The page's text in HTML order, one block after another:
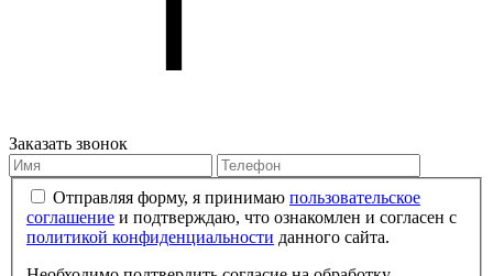
Заказать звонок
Отправляя форму, я принимаю пользовательское
соглашение и подтверждаю, что ознакомлен и согласен с
политикой конфиденциальности данного сайта.